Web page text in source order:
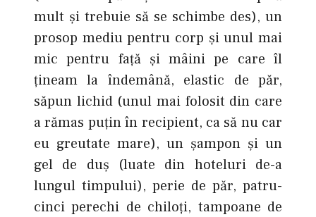
mult şi trebuie să se schimbe des), un
prosop mediu pentru corp şi unul mai
mic pentru faţă şi mâini pe care îl
ţineam la îndemână, elastic de păr,
săpun lichid (unul mai folosit din care
a rămas puţin în recipient, ca să nu car
eu greutate mare), un şampon şi un
gel de duş (luate din hoteluri de-a
lungul timpului), perie de păr, patru-
cinci perechi de chiloţi, tampoane de